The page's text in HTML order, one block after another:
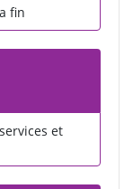
fin
et